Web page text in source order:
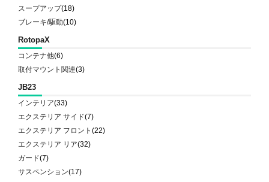
スープアップ(18)
ブレーキ/駆動(10)
RotopaX
コンテナ他(6)
取付マウント関連(3)
JB23
インテリア(33)
エクステリア サイド(7)
エクステリア フロント(22)
エクステリア リア(32)
ガード(7)
サスペンション(17)